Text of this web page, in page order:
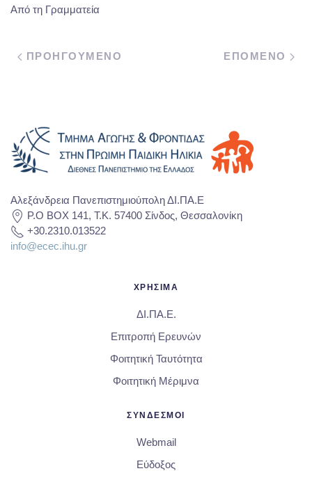
Από τη Γραμματεία
ΠΡΟΗΓΟΥΜΕΝΟ ΕΠΟΜΕΝΟ
Αλεξάνδρεια Πανεπιστημιούπολη ΔΙ.ΠΑ.Ε
P.O BOX 141, T.K. 57400 Σίνδος, Θεσσαλονίκη
+30.2310.013522
info@ecec.ihu.gr
ΧΡΗΣΙΜΑ
ΔΙ.ΠΑ.Ε.
Επιτροπή Ερευνών
Φοιτητική Ταυτότητα
Φοιτητική Μέριμνα
ΣΥΝΔΕΣΜΟΙ
Webmail
Εύδοξος